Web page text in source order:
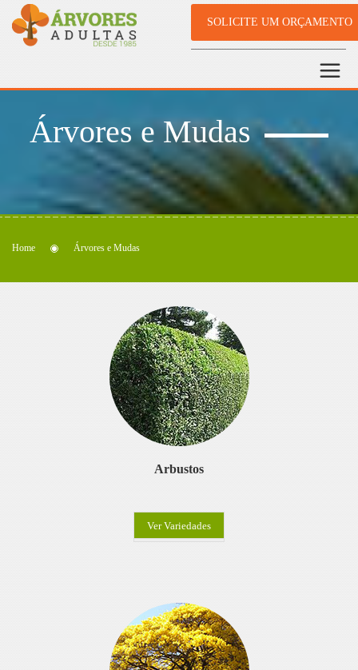
SOLICITE UM ORÇAMENTO
Árvores e Mudas
Home Árvores e Mudas
Arbustos
Ver Variedades